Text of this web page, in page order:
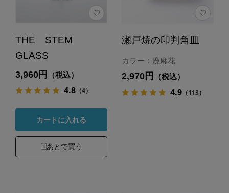
THE STEM
GLASS
3,960円 （税込）
4.8（4）
カートに入れる
あとで買う
瀬戸焼の印判角皿
カラー：鹿麻花
2,970円 （税込）
4.9（113）